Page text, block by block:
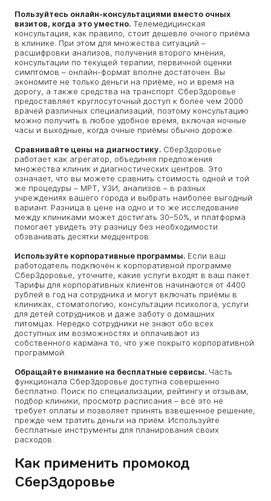
Пользуйтесь онлайн-консультациями вместо очных
визитов, когда это уместно. Телемедицинская
консультация, как правило, стоит дешевле очного приёма
в клинике. При этом для множества ситуаций –
расшифровки анализов, получения второго мнения,
консультации по текущей терапии, первичной оценки
симптомов – онлайн-формат вполне достаточен. Вы
экономите не только деньги на приёме, но и время на
дорогу, а также средства на транспорт. СберЗдоровье
предоставляет круглосуточный доступ к более чем 2000
врачей различных специализаций, поэтому консультацию
можно получить в любое удобное время, включая ночные
часы и выходные, когда очные приёмы обычно дороже.
Сравнивайте цены на диагностику. СберЗдоровье
работает как агрегатор, объединяя предложения
множества клиник и диагностических центров. Это
означает, что вы можете сравнить стоимость одной и той
же процедуры – МРТ, УЗИ, анализов – в разных
учреждениях вашего города и выбрать наиболее выгодный
вариант. Разница в цене на одно и то же исследование
между клиниками может достигать 30–50%, и платформа
помогает увидеть эту разницу без необходимости
обзванивать десятки медцентров.
Используйте корпоративные программы. Если ваш
работодатель подключён к корпоративной программе
СберЗдоровье, уточните, какие услуги входят в ваш пакет.
Тарифы для корпоративных клиентов начинаются от 4400
рублей в год на сотрудника и могут включать приёмы в
клиниках, стоматологию, консультации психолога, услуги
для детей сотрудников и даже заботу о домашних
питомцах. Нередко сотрудники не знают обо всех
доступных им возможностях и оплачивают из
собственного кармана то, что уже покрыто корпоративной
программой.
Обращайте внимание на бесплатные сервисы. Часть
функционала СберЗдоровье доступна совершенно
бесплатно. Поиск по специализации, рейтингу и отзывам,
подбор клиники, просмотр расписания – всё это не
требует оплаты и позволяет принять взвешенное решение,
прежде чем тратить деньги на приём. Используйте
бесплатные инструменты для планирования своих
расходов.
Как применить промокод
СберЗдоровье